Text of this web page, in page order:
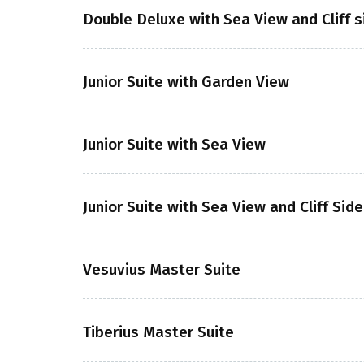
Double Deluxe with Sea View and Cliff
Junior Suite with Garden View
Junior Suite with Sea View
Junior Suite with Sea View and Cliff Side
Vesuvius Master Suite
Tiberius Master Suite